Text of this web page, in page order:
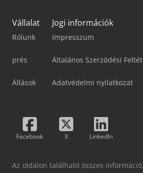
Vállalat
Rólunk
prés
Állások
Jogi információk
Impresszum
Általános Szerződési
Adatvédelmi nyilatkozat
Facebook X LinkedIn
Az oldalon található összes